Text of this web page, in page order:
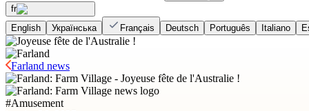
fr
English
Українська Français Deutsch Português Italiano
Farland news
#Amusement